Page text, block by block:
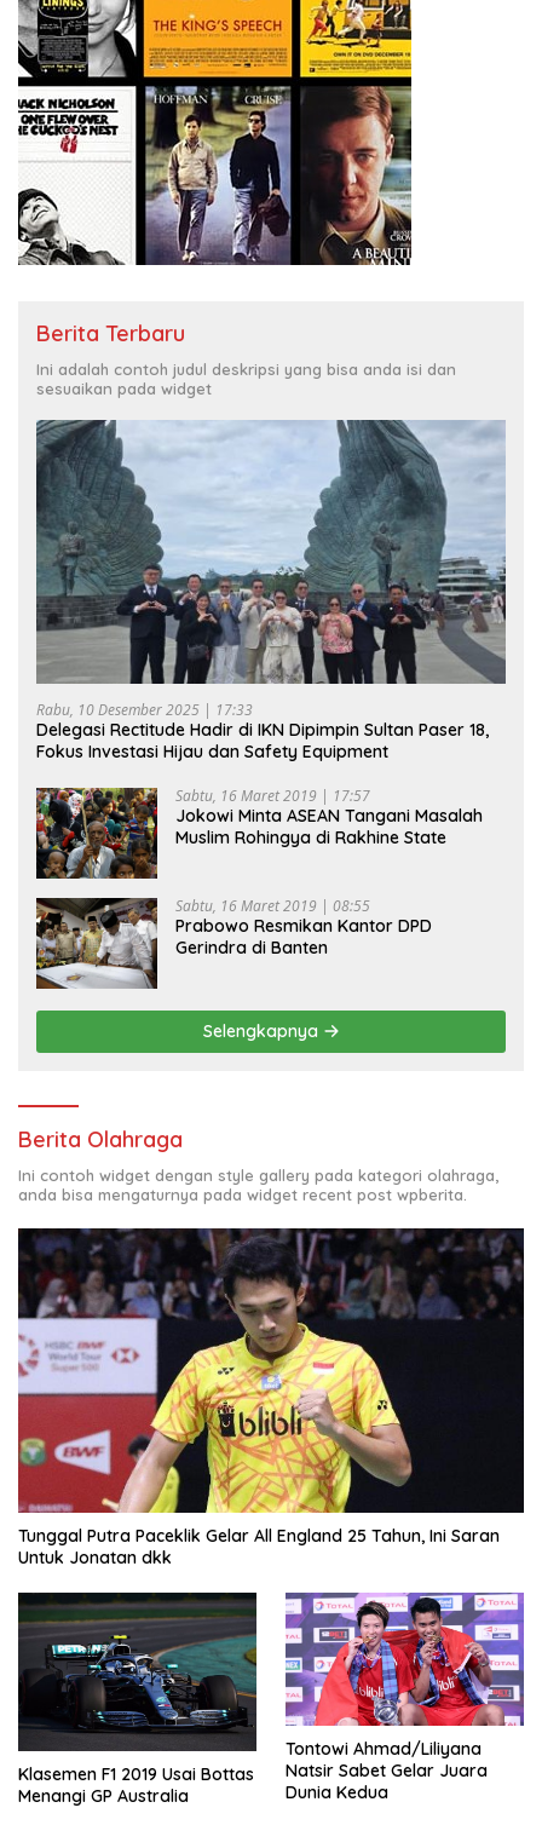
Berita Terbaru
Ini adalah contoh judul deskripsi yang bisa anda isi dan
sesuaikan pada widget
Rabu, 10 Desember 2025 | 17:33
Delegasi Rectitude Hadir di IKN Dipimpin Sultan Paser 18,
Fokus Investasi Hijau dan Safety Equipment
Sabtu, 16 Maret 2019 | 17:57
Jokowi Minta ASEAN Tangani Masalah
Muslim Rohingya di Rakhine State
Sabtu, 16 Maret 2019 | 08:55
Prabowo Resmikan Kantor DPD
Gerindra di Banten
Selengkapnya
Berita Olahraga
Ini contoh widget dengan style gallery pada kategori olahraga,
anda bisa mengaturnya pada widget recent post wpberita.
Tunggal Putra Paceklik Gelar All England 25 Tahun, Ini Saran
Untuk Jonatan dkk
Klasemen F1 2019 Usai Bottas
Menangi GP Australia
Tontowi Ahmad/Liliyana
Natsir Sabet Gelar Juara
Dunia Kedua